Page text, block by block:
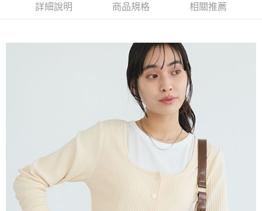
流程，驗證手機門號後，選擇欲分期的期數、繳款截止日，確認付款後即完
消。如遇「轉專審核」未通過狀況，表示未達大哥付你分期系統評分，恕無
1.分期款項不併入電信帳單，「大哥付你分期」於每月結算日後寄送繳費提
2.透過簡訊連結打開帳單後，可選擇「超商條碼／台灣大直營門市／銀行轉
帳／街口支付／iPASS MONEY」等通路繳費。
1.本服務係由「台灣大哥大股份有限公司」（以下簡稱本公司）所提供，讓
用戶於交易時，得透過本服務購買商品或服務，並由商店將買賣／分期付款
買賣價金債權讓與本公司後，依約使用本公司帳單繳交帳款。
2.基於同意付款使用「大哥付你分期」之契約關係目的，商店將以您的個人
資料（包含姓名、電話或地址）提供予台灣大哥大進項蒐集、處理及利用，
由本公司與您本人進行分期帳單所需資料之確認、核對及更正。
3.完整用戶服務條款，請詳閱以下連結：
https://oppay.tw/userRule
【關於「AFTEE先享後付」】
１．簡單：不需註冊會員、不需綁卡、不需儲值。
２．便利：只要手機號碼，簡訊認證，即可結帳。
３．安心：先確認商品／服務後，再付款。
１．於結帳方式選擇「AFTEE先享後付」後，將跳轉至「AFTEE先享後付」
結帳頁面，進行簡訊認證並確認金額後，即可完成結帳。
２．訂單成立數日內，您將收到繳費通知簡訊。
３．收到繳費通知簡訊後14天內，點擊此簡訊中的連結，可透過四大超商／
ATM／網路銀行／等多元方式進行付款，方視為交易完成。
※ 請注意：結帳手續完成當下不需立刻繳費，但若您需要取消訂單，請聯絡
購買商品的店家。未經商家同意取消之訂單仍視為有效，需透過AFTEE先享
後付繳納相關費用。
※ 交易是否成功請以「AFTEE先享後付 」之結帳頁面顯示為準，若有關於
是否繳費成功／繳費後需取消欲退款等相關疑問，請聯繫「AFTEE先享後付
客戶支援中心」
https://netprotections.freshdesk.com/support/home
每筆NT$60，滿NT$388(含以上)免運費
每筆NT$60，滿NT$388(含以上)免運費
萊爾富取貨付款
每筆NT$60，滿NT$888(含以上)免運費
萊爾富純取貨
每筆NT$60，滿NT$888(含以上)免運費
詳細說明 商品規格 相關推薦